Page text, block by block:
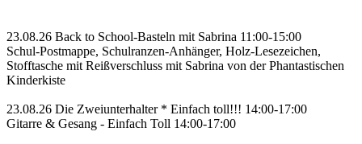
23.08.26 Back to School-Basteln mit Sabrina 11:00-15:00
Schul-Postmappe, Schulranzen-Anhänger, Holz-Lesezeichen,
Stofftasche mit Reißverschluss mit Sabrina von der Phantastischen
Kinderkiste
23.08.26 Die Zweiunterhalter * Einfach toll!!! 14:00-17:00
Gitarre & Gesang - Einfach Toll 14:00-17:00